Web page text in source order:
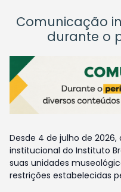
Comunicação
durante o
Desde 4 de julho de
institucional do Instituto
suas unidades
restrições estabelecidas